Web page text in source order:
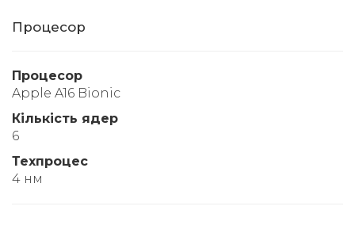
Процесор
Процесор
Apple A16 Bionic
Кількість ядер
6
Техпроцес
4 нм